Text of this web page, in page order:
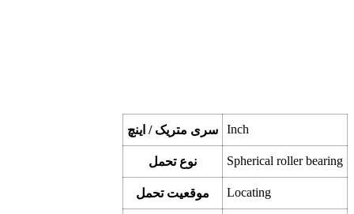
سری متریک / اینچ Inch
نوع تحمل Spherical roller bearing
موقعیت تحمل Locating